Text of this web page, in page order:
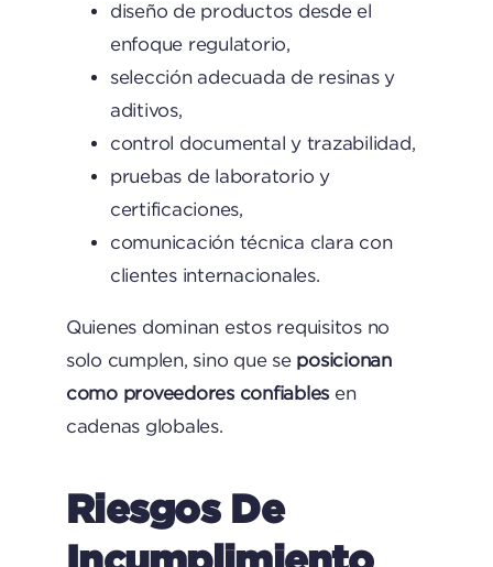
diseño de productos desde el
enfoque regulatorio,
selección adecuada de resinas y
aditivos,
control documental y trazabilidad,
pruebas de laboratorio y
certificaciones,
comunicación técnica clara con
clientes internacionales.
Quienes dominan estos requisitos no
solo cumplen, sino que se posicionan
como proveedores confiables en
cadenas globales.
Riesgos De
Incumplimiento